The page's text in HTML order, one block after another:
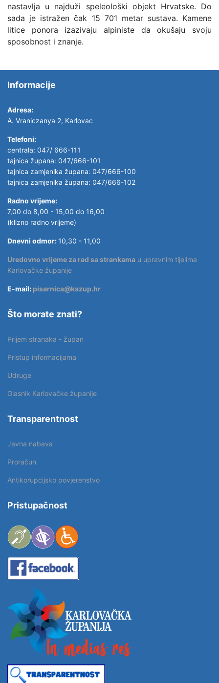
nastavlja u najduži speleološki objekt Hrvatske. Do
sada je istražen čak 15 701 metar sustava. Kamene
litice ponora izazivaju alpiniste da okušaju svoju
sposobnost i znanje.
Informacije
Adresa:
A. Vraniczanya 2, Karlovac
Telefoni:
centrala: 047/ 666-111
tajnica župana: 047/666-101
tajnica zamjenika župana: 047/666-100
tajnica zamjenika župana: 047/666-102
Radno vrijeme:
7,00 do 8,00 - 15,00 do 16,00
(klizno radno vrijeme)
Dnevni odmor: 10,30 - 11,00
Uredovno vrijeme za rad sa strankama u upravnim tijelima
Karlovačke županije
E-mail: pisarnica@kazup.hr
Što morate znati?
Prijem stranaka - župan
Pristup informacijama
Udruge
Glasnik Karlovačke županije
Transparentnost
Javna nabava
Proračun
Antikorupcijsko povjerenstvo
Pristupačnost